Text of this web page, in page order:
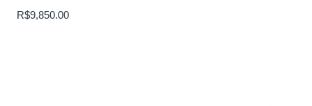
R$9,850.00